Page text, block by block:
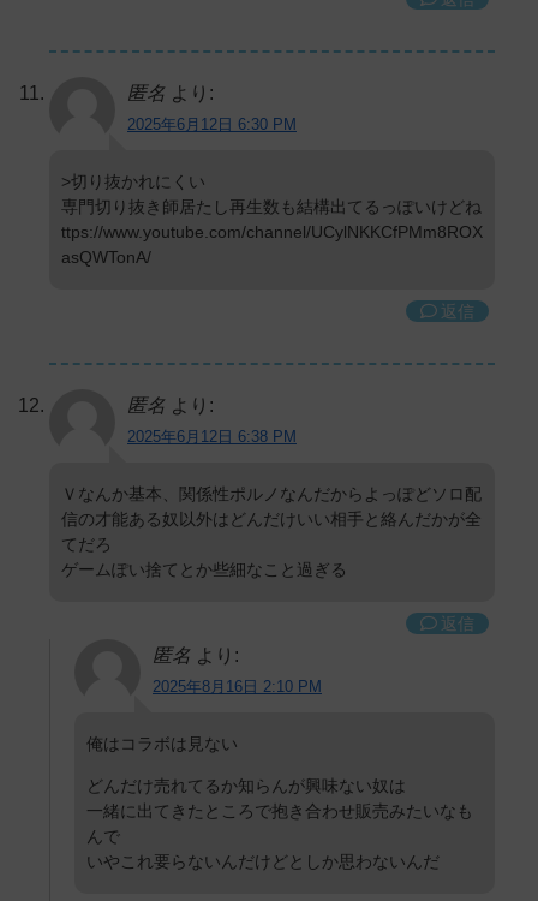
匿名 より:
2025年6月12日 6:30 PM
>切り抜かれにくい
専門切り抜き師居たし再生数も結構出てるっぽいけどね
ttps://www.youtube.com/channel/UCylNKKCfPMm8ROX
asQWTonA/
返信
匿名 より:
2025年6月12日 6:38 PM
Ｖなんか基本、関係性ポルノなんだからよっぽどソロ配
信の才能ある奴以外はどんだけいい相手と絡んだかが全
てだろ
ゲームぽい捨てとか些細なこと過ぎる
返信
匿名 より:
2025年8月16日 2:10 PM
俺はコラボは見ない
どんだけ売れてるか知らんが興味ない奴は
一緒に出てきたところで抱き合わせ販売みたいなも
んで
いやこれ要らないんだけどとしか思わないんだ